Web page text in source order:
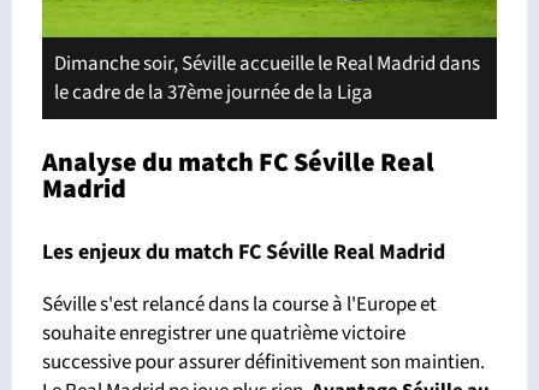
Dimanche soir, Séville accueille le Real Madrid dans
le cadre de la 37ème journée de la Liga
Analyse du match FC Séville Real
Madrid
Les enjeux du match FC Séville Real Madrid
Séville s'est relancé dans la course à l'Europe et
souhaite enregistrer une quatrième victoire
successive pour assurer définitivement son maintien.